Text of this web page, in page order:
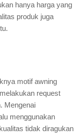
hanya harga yang
produk juga
motif awning
request
Mengenai
menggunakan
tidak diragukan